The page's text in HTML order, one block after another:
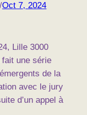
Oct 7, 2024
Lille 3000
une série
de la
avec le jury
d’un appel à